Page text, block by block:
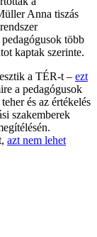
Anna tiszás
több
kaptak szerinte.
a TÉR-t – ezt
a pedagógusok
és az értékelés
szakemberek
azt nem lehet